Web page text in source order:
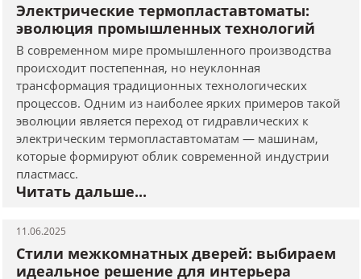
Электрические термопластавтоматы:
эволюция промышленных технологий
В современном мире промышленного производства
происходит постепенная, но неуклонная
трансформация традиционных технологических
процессов. Одним из наиболее ярких примеров такой
эволюции является переход от гидравлических к
электрическим термопластавтоматам — машинам,
которые формируют облик современной индустрии
пластмасс.
Читать дальше...
11.06.2025
Стили межкомнатных дверей: выбираем
идеальное решение для интерьера